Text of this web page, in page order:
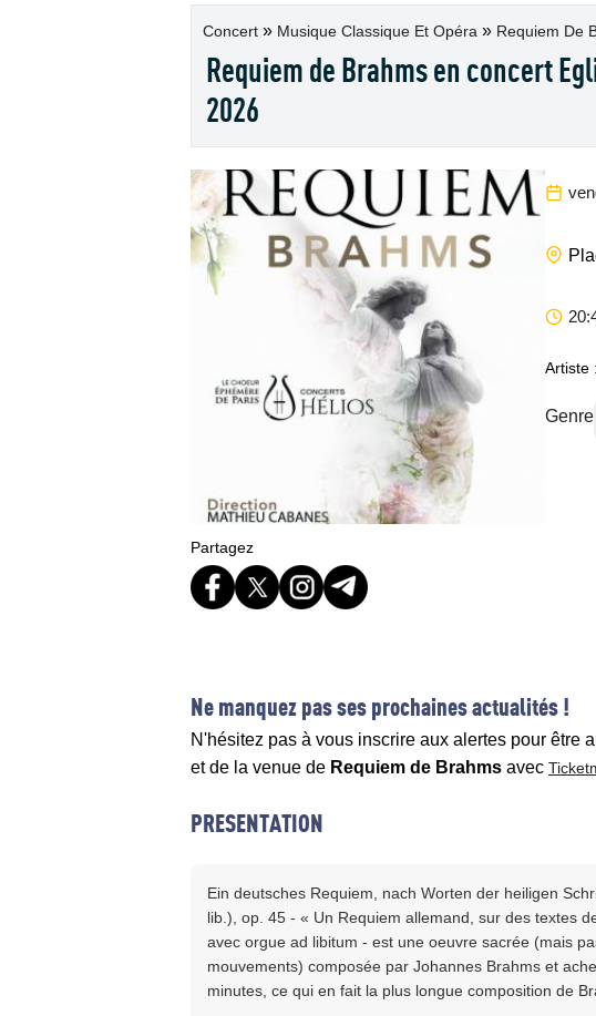
Concert » Musique Classique Et Opéra » Requiem De
Requiem de Brahms en concert
2026
Artiste :
Genre
Partagez
Ne manquez pas ses prochaines actualités !
N'hésitez pas à vous inscrire aux alertes pour être
et de la venue de Requiem de Brahms avec
PRESENTATION
Ein deutsches Requiem, nach Worten der heiligen
lib.), op. 45 - « Un Requiem allemand, sur des textes
avec orgue ad libitum - est une oeuvre sacrée (mais
mouvements) composée par Johannes Brahms et
minutes, ce qui en fait la plus longue composition de